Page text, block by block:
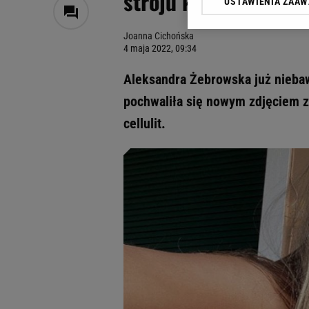
Joanna Cichońska
4 maja 2022, 09:34
Aleksandra Żebrowska już
pochwaliła się nowym zdjęciem
cellulit.
Klikając „Akceptuję”
My, nasi Zaufani
Użycie dokładnych